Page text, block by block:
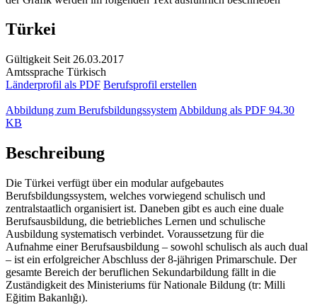
Türkei
Gültigkeit Seit 26.03.2017
Amtssprache Türkisch
Länderprofil als PDF Berufsprofil erstellen
Abbildung zum Berufsbildungssystem Abbildung als PDF 94.30
KB
Beschreibung
Die Türkei verfügt über ein modular aufgebautes
Berufsbildungssystem, welches vorwiegend schulisch und
zentralstaatlich organisiert ist. Daneben gibt es auch eine duale
Berufsausbildung, die betriebliches Lernen und schulische
Ausbildung systematisch verbindet. Voraussetzung für die
Aufnahme einer Berufsausbildung – sowohl schulisch als auch dual
– ist ein erfolgreicher Abschluss der 8-jährigen Primarschule. Der
gesamte Bereich der beruflichen Sekundarbildung fällt in die
Zuständigkeit des Ministeriums für Nationale Bildung (tr: Milli
Eğitim Bakanlığı).